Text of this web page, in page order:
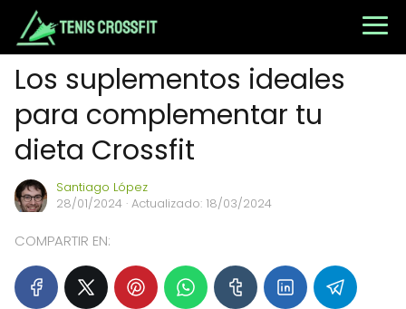
Los suplementos ideales
para complementar tu
dieta Crossfit
Santiago López
28/01/2024 · Actualizado: 18/03/2024
COMPARTIR EN: